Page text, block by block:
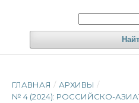
ГЛАВНАЯ / АРХИВЫ /
№ 4 (2024): РОССИЙСКО-